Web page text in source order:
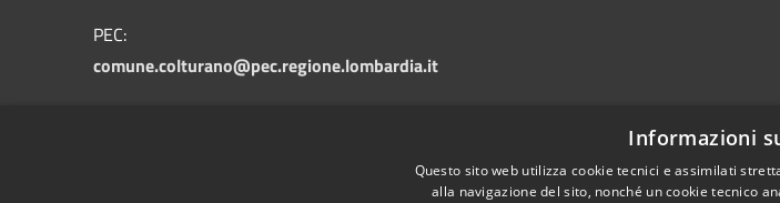
PEC:
comune.colturano@pec.regione.lombardia.it
Informazioni
Questo sito web utilizza cookie tecnici e assimilati
alla navigazione del sito, nonché un cookie tecnico